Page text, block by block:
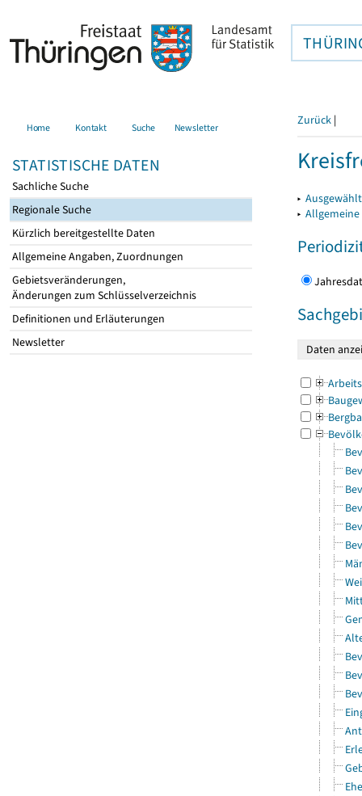
Home Kontakt Suche Newsletter
STATISTISCHE DATEN
Sachliche Suche
Regionale Suche
Kürzlich bereitgestellte Daten
Allgemeine Angaben, Zuordnungen
Gebietsveränderungen,
Änderungen zum Schlüsselverzeichnis
Definitionen und Erläuterungen
Newsletter
Zurück |
▸
▸